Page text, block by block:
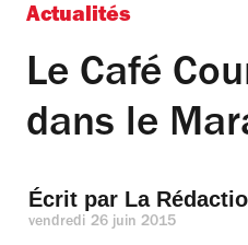
Actualités
Le Café
dans le
Écrit par La
vendredi 26 juin 2015